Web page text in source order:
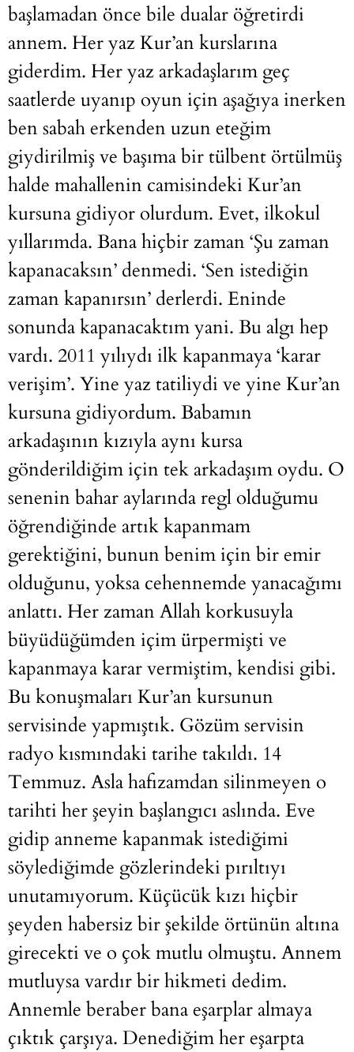
başlamadan önce bile dualar öğretirdi
annem. Her yaz Kur’an kurslarına
giderdim. Her yaz arkadaşlarım geç
saatlerde uyanıp oyun için aşağıya inerken
ben sabah erkenden uzun eteğim
giydirilmiş ve başıma bir tülbent örtülmüş
halde mahallenin camisindeki Kur’an
kursuna gidiyor olurdum. Evet, ilkokul
yıllarımda. Bana hiçbir zaman ‘Şu zaman
kapanacaksın’ denmedi. ‘Sen istediğin
zaman kapanırsın’ derlerdi. Eninde
sonunda kapanacaktım yani. Bu algı hep
vardı. 2011 yılıydı ilk kapanmaya ‘karar
verişim’. Yine yaz tatiliydi ve yine Kur’an
kursuna gidiyordum. Babamın
arkadaşının kızıyla aynı kursa
gönderildiğim için tek arkadaşım oydu. O
senenin bahar aylarında regl olduğumu
öğrendiğinde artık kapanmam
gerektiğini, bunun benim için bir emir
olduğunu, yoksa cehennemde yanacağımı
anlattı. Her zaman Allah korkusuyla
büyüdüğümden içim ürpermişti ve
kapanmaya karar vermiştim, kendisi gibi.
Bu konuşmaları Kur’an kursunun
servisinde yapmıştık. Gözüm servisin
radyo kısmındaki tarihe takıldı. 14
Temmuz. Asla hafızamdan silinmeyen o
tarihti her şeyin başlangıcı aslında. Eve
gidip anneme kapanmak istediğimi
söylediğimde gözlerindeki pırıltıyı
unutamıyorum. Küçücük kızı hiçbir
şeyden habersiz bir şekilde örtünün altına
girecekti ve o çok mutlu olmuştu. Annem
mutluysa vardır bir hikmeti dedim.
Annemle beraber bana eşarplar almaya
çıktık çarşıya. Denediğim her eşarpta